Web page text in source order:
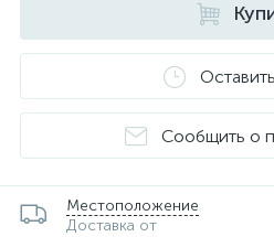
Сообщить о
Местоположение
Доставка от